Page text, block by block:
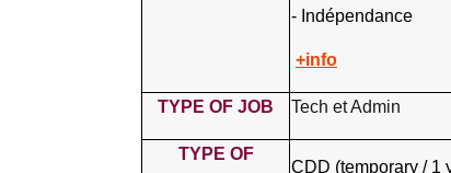
- Indépendance
+info
TYPE OF JOB Tech et Admin
TYPE OF
CDD (temporary / 1